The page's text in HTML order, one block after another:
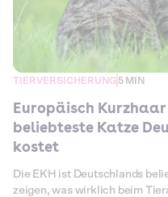
TIERVERSICHERUNG 5 MIN
Europäisch
beliebteste Katze
kostet
Die EKH ist Deutschlands
zeigen, was wirklich beim